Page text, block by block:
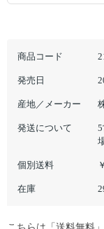
商品コード
発売日
産地／メーカー
発送について
個別送料
在庫